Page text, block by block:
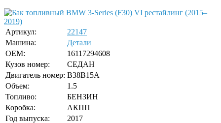
Артикул:
22147
Машина:
Детали
OEM:
16117294608
Кузов номер:
СЕДАН
Двигатель номер: B38B15A
Объем:
1.5
Топливо:
БЕНЗИН
Коробка:
АКПП
Год выпуска:
2017